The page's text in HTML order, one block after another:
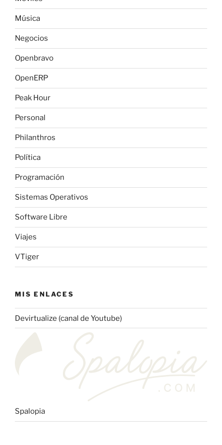
Música
Negocios
Openbravo
OpenERP
Peak Hour
Personal
Philanthros
Política
Programación
Sistemas Operativos
Software Libre
Viajes
VTiger
MIS ENLACES
Devirtualize (canal de Youtube)
Spalopia